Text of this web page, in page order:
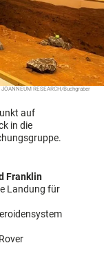
RESEARCH/Buchgraber
auf
in die
Franklin
Landung für